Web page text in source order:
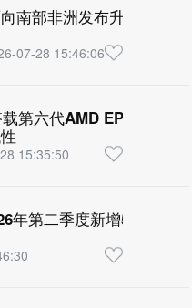
南部非洲发布升级版星
07-28 15:46:06
第六代AMD EPYC™
15:35:50
年第二季度新增5000多个